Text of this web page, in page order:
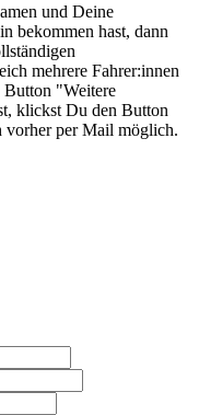
und Deine
bekommen hast, dann
mehrere Fahrer:innen
Button "Weitere
klickst Du den Button
vorher per Mail möglich.